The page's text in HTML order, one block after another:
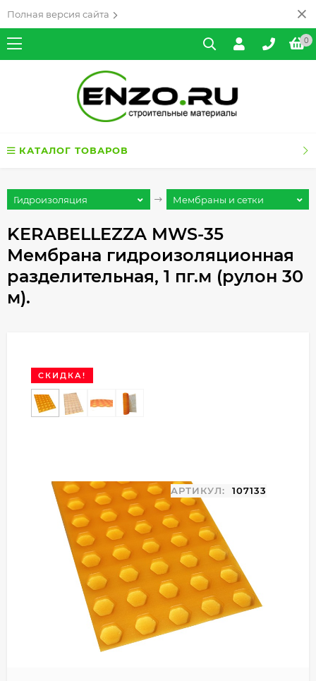
Полная версия сайта
0
КАТАЛОГ ТОВАРОВ
Гидроизоляция Мембраны и сетки
KERABELLEZZA MWS-35
Мембрана гидроизоляционная
разделительная, 1 пг.м (рулон 30
м).
СКИДКА!
АРТИКУЛ: 107133